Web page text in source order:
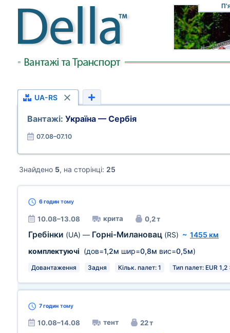
UA-RS
Вантажі: Україна — Сербія
07.08–07.10
Знайдено 5, на сторінці: 25
6 годин тому
10.08–13.08 крита 0,2 т
Гребінки (UA) — Горні-Милановац (RS) ~ 1455 км
комплектуючі (дов=1,2м шир=0,8м вис=0,5м)
Довантаження Задня Кільк. палет: 1 Тип палет: EUR
7 годин тому
10.08–14.08 тент 22 т